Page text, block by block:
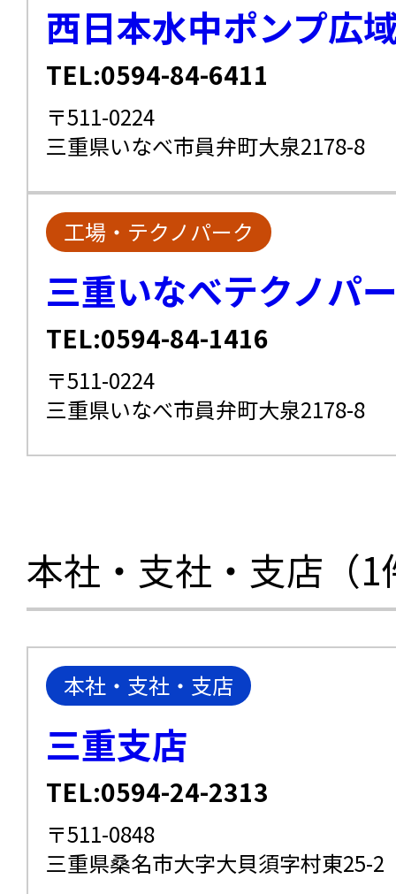
西日本水中ポンプ広
TEL:0594-84-6411
〒511-0224
三重県いなべ市員弁町大泉2178-8
工場・テクノパーク
三重いなべテクノパ
TEL:0594-84-1416
〒511-0224
三重県いなべ市員弁町大泉2178-8
本社・支社・支店（1
本社・支社・支店
三重支店
TEL:0594-24-2313
〒511-0848
三重県桑名市大字大貝須字村東25-2